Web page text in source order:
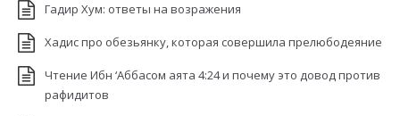
Гадир Хум: ответы на возражения
Хадис про обезьянку, которая совершила прелюбодеяние
Чтение Ибн ‘Аббасом аята 4:24 и почему это довод против
рафидитов